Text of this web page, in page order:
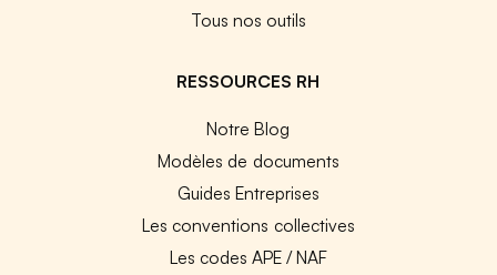
Tous nos outils
RESSOURCES RH
Notre Blog
Modèles de documents
Guides Entreprises
Les conventions collectives
Les codes APE / NAF